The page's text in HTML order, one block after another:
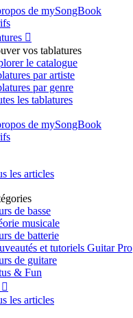
de mySongBook

vos tablatures
le catalogue
par artiste
par genre
les tablatures
de mySongBook
les articles
de basse
musicale
de batterie
et tutoriels Guitar Pro
de guitare
& Fun

les articles